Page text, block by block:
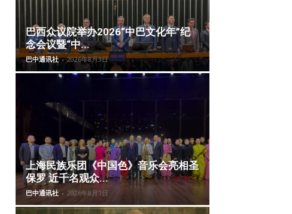
巴西众议院举办2026“中巴文化年”纪
念会议暨“中...
巴中通讯社 - 2026年8月3日
上海民族乐团《中国色》音乐会亮相圣
保罗 近千名观众...
巴中通讯社 - 2026年8月1日